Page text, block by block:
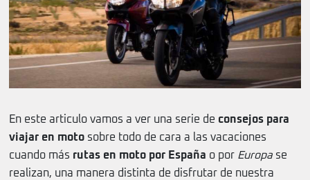
En este articulo vamos a ver una serie de consejos para
viajar en moto sobre todo de cara a las vacaciones
cuando más rutas en moto por España o por Europa se
realizan, una manera distinta de disfrutar de nuestra